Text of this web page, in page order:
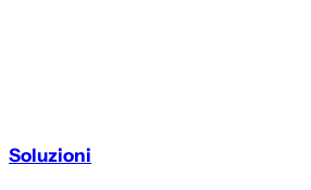
Soluzioni